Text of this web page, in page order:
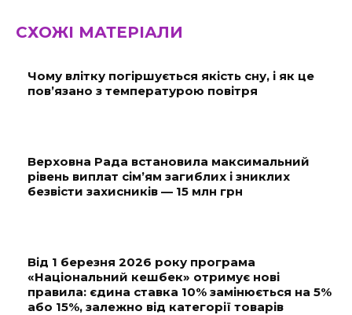
СХОЖІ МАТЕРІАЛИ
Чому влітку погіршується якість сну, і як це
пов’язано з температурою повітря
Верховна Рада встановила максимальний
рівень виплат сім’ям загиблих і зниклих
безвісти захисників — 15 млн грн
Від 1 березня 2026 року програма
«Національний кешбек» отримує нові
правила: єдина ставка 10% замінюється на 5%
або 15%, залежно від категорії товарів